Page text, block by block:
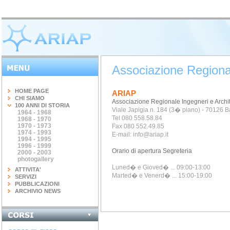
HOME PAGE
CHI SIAMO
100 ANNI DI STORIA
1964 - 1968
1968 - 1970
1970 - 1973
1974 - 1993
1994 - 1995
1996 - 1999
2000 - 2003
photogallery
ATTIVITA'
SERVIZI
PUBBLICAZIONI
ARCHIVIO NEWS
INGEGNERIA DEL...
terminato il corso di 20 ore...
Associazione
ARIAP
Associazione Regionale Ingegneri e
Viale Japigia n. 184 (3� piano) - 70126
Tel 080 558.58.84
Fax 080 552.49.85
E-mail: info@ariap.it
Orario di apertura Segreteria
Luned� e Gioved� ... 09:00-13:00
Marted� e Venerd� ... 15:00-19:00